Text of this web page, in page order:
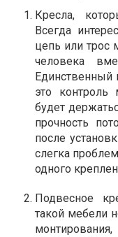
Кресла,
Всегда
цепь или трос
человека
Единственный
это контроль
будет
прочность
после
слегка
одного
Подвесное
такой мебели